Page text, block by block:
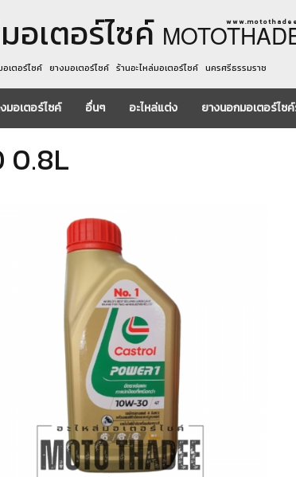
อเตอร์ไซค์ w w w . m o t o t h a d e
อเตอร์ไซค์ ยางมอเตอร์ไซค์ ร้านอะไหล่มอเตอร์ไซค์ นครศรีธรรมราช
มอเตอร์ไซค์ อื่นๆ อะไหล่แต่ง ยางนอกมอเตอร์ไซ
0.8L